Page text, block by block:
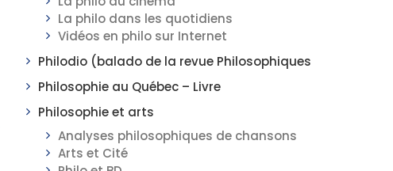
La philo dans les quotidiens
Vidéos en philo sur Internet
Philodio (balado de la revue Philosophiques
Philosophie au Québec – Livre
Philosophie et arts
Analyses philosophiques de chansons
Arts et Cité